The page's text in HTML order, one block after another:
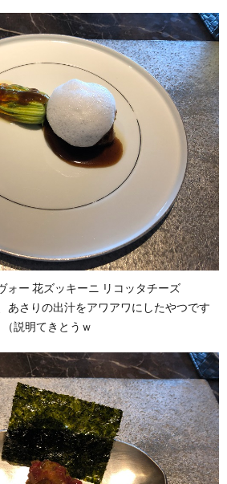
ォー 花ズッキーニ リコッタチーズ
あさりの出汁をアワアワにしたやつです
（説明てきとうｗ